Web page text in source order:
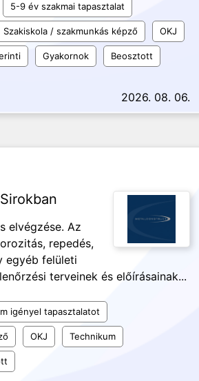
5-9 év szakmai tapasztalat
Szakiskola / szakmunkás képző OKJ
Gyakornok Beosztott
2026. 08. 06.
elvégzése. Az
repedés,
egyéb felületi
terveinek és előírásainak...
igényel tapasztalatot
OKJ Technikum